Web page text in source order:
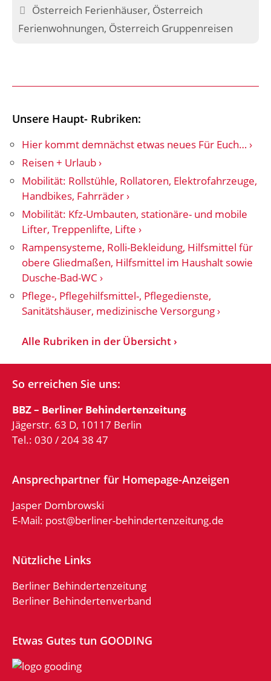
Schlagwörter
Österreich Ferienhäuser, Österreich
Ferienwohnungen, Österreich Gruppenreisen
Unsere Haupt- Rubriken:
Hier kommt demnächst etwas neues Für Euch…
Reisen + Urlaub
Mobilität: Rollstühle, Rollatoren, Elektrofahrzeuge,
Handbikes, Fahrräder
Mobilität: Kfz-Umbauten, stationäre- und mobile
Lifter, Treppenlifte, Lifte
Rampensysteme, Rolli-Bekleidung, Hilfsmittel für
obere Gliedmaßen, Hilfsmittel im Haushalt sowie
Dusche-Bad-WC
Pflege-, Pflegehilfsmittel-, Pflegedienste,
Sanitätshäuser, medizinische Versorgung
Alle Rubriken in der Übersicht
So erreichen Sie uns:
BBZ – Berliner Behindertenzeitung
Jägerstr. 63 D, 10117 Berlin
Tel.: 030 / 204 38 47
Ansprechpartner für Homepage-Anzeigen
Jasper Dombrowski
E-Mail: post@berliner-behindertenzeitung.de
Nützliche Links
Berliner Behindertenzeitung
Berliner Behindertenverband
Etwas Gutes tun GOODING